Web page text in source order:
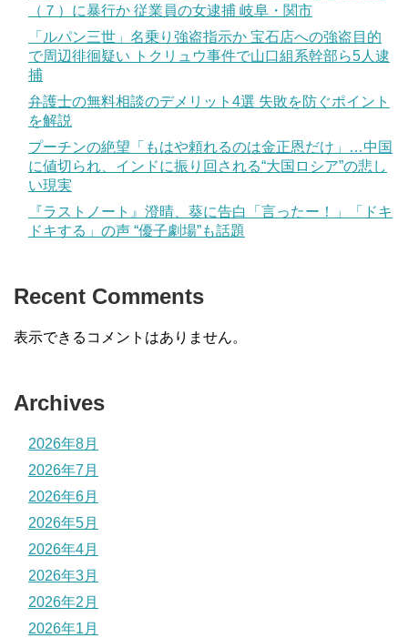
（７）に暴行か 従業員の女逮捕 岐阜・関市
「ルパン三世」名乗り強盗指示か 宝石店への強盗目的
で周辺徘徊疑い トクリュウ事件で山口組系幹部ら5人逮
捕
弁護士の無料相談のデメリット4選 失敗を防ぐポイント
を解説
プーチンの絶望「もはや頼れるのは金正恩だけ」…中国
に値切られ、インドに振り回される“大国ロシア”の悲し
い現実
『ラストノート』澄晴、葵に告白「言ったー！」「ドキ
ドキする」の声 “優子劇場”も話題
Recent Comments
表示できるコメントはありません。
Archives
2026年8月
2026年7月
2026年6月
2026年5月
2026年4月
2026年3月
2026年2月
2026年1月